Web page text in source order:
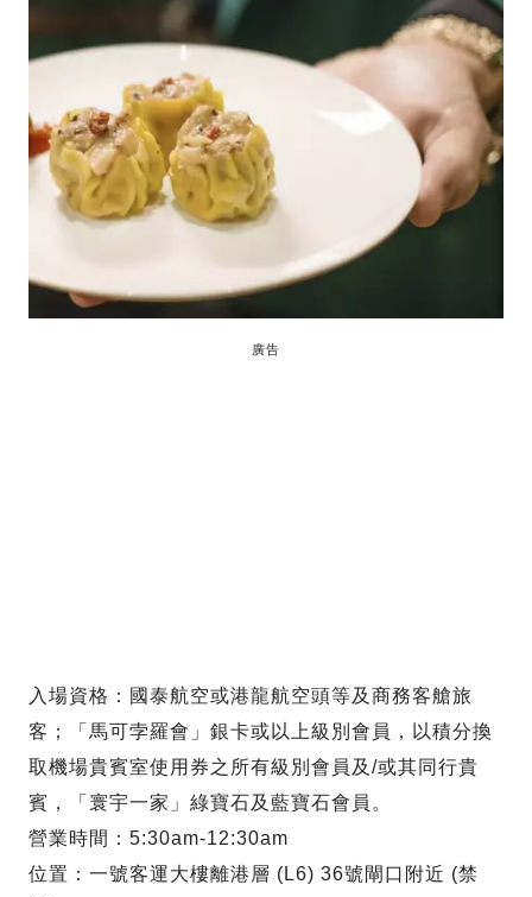
廣告
入場資格：國泰航空或港龍航空頭等及商務客艙旅
客；「馬可孛羅會」銀卡或以上級別會員，以積分換
取機場貴賓室使用券之所有級別會員及/或其同行貴
賓，「寰宇一家」綠寶石及藍寶石會員。
營業時間：5:30am-12:30am
位置：一號客運大樓離港層 (L6) 36號閘口附近 (禁